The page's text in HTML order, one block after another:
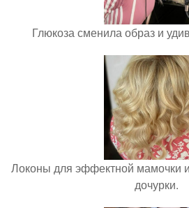
Глюкоза сменила образ и
Локоны для эффектной мамочки
дочурки.